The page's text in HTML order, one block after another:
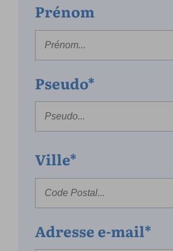
Prénom
Pseudo*
Ville*
Adresse e-mail*